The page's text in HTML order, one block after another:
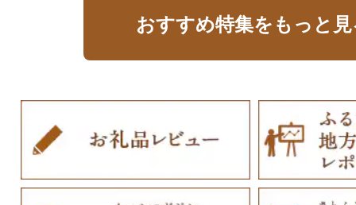
おすすめ特集をもっと